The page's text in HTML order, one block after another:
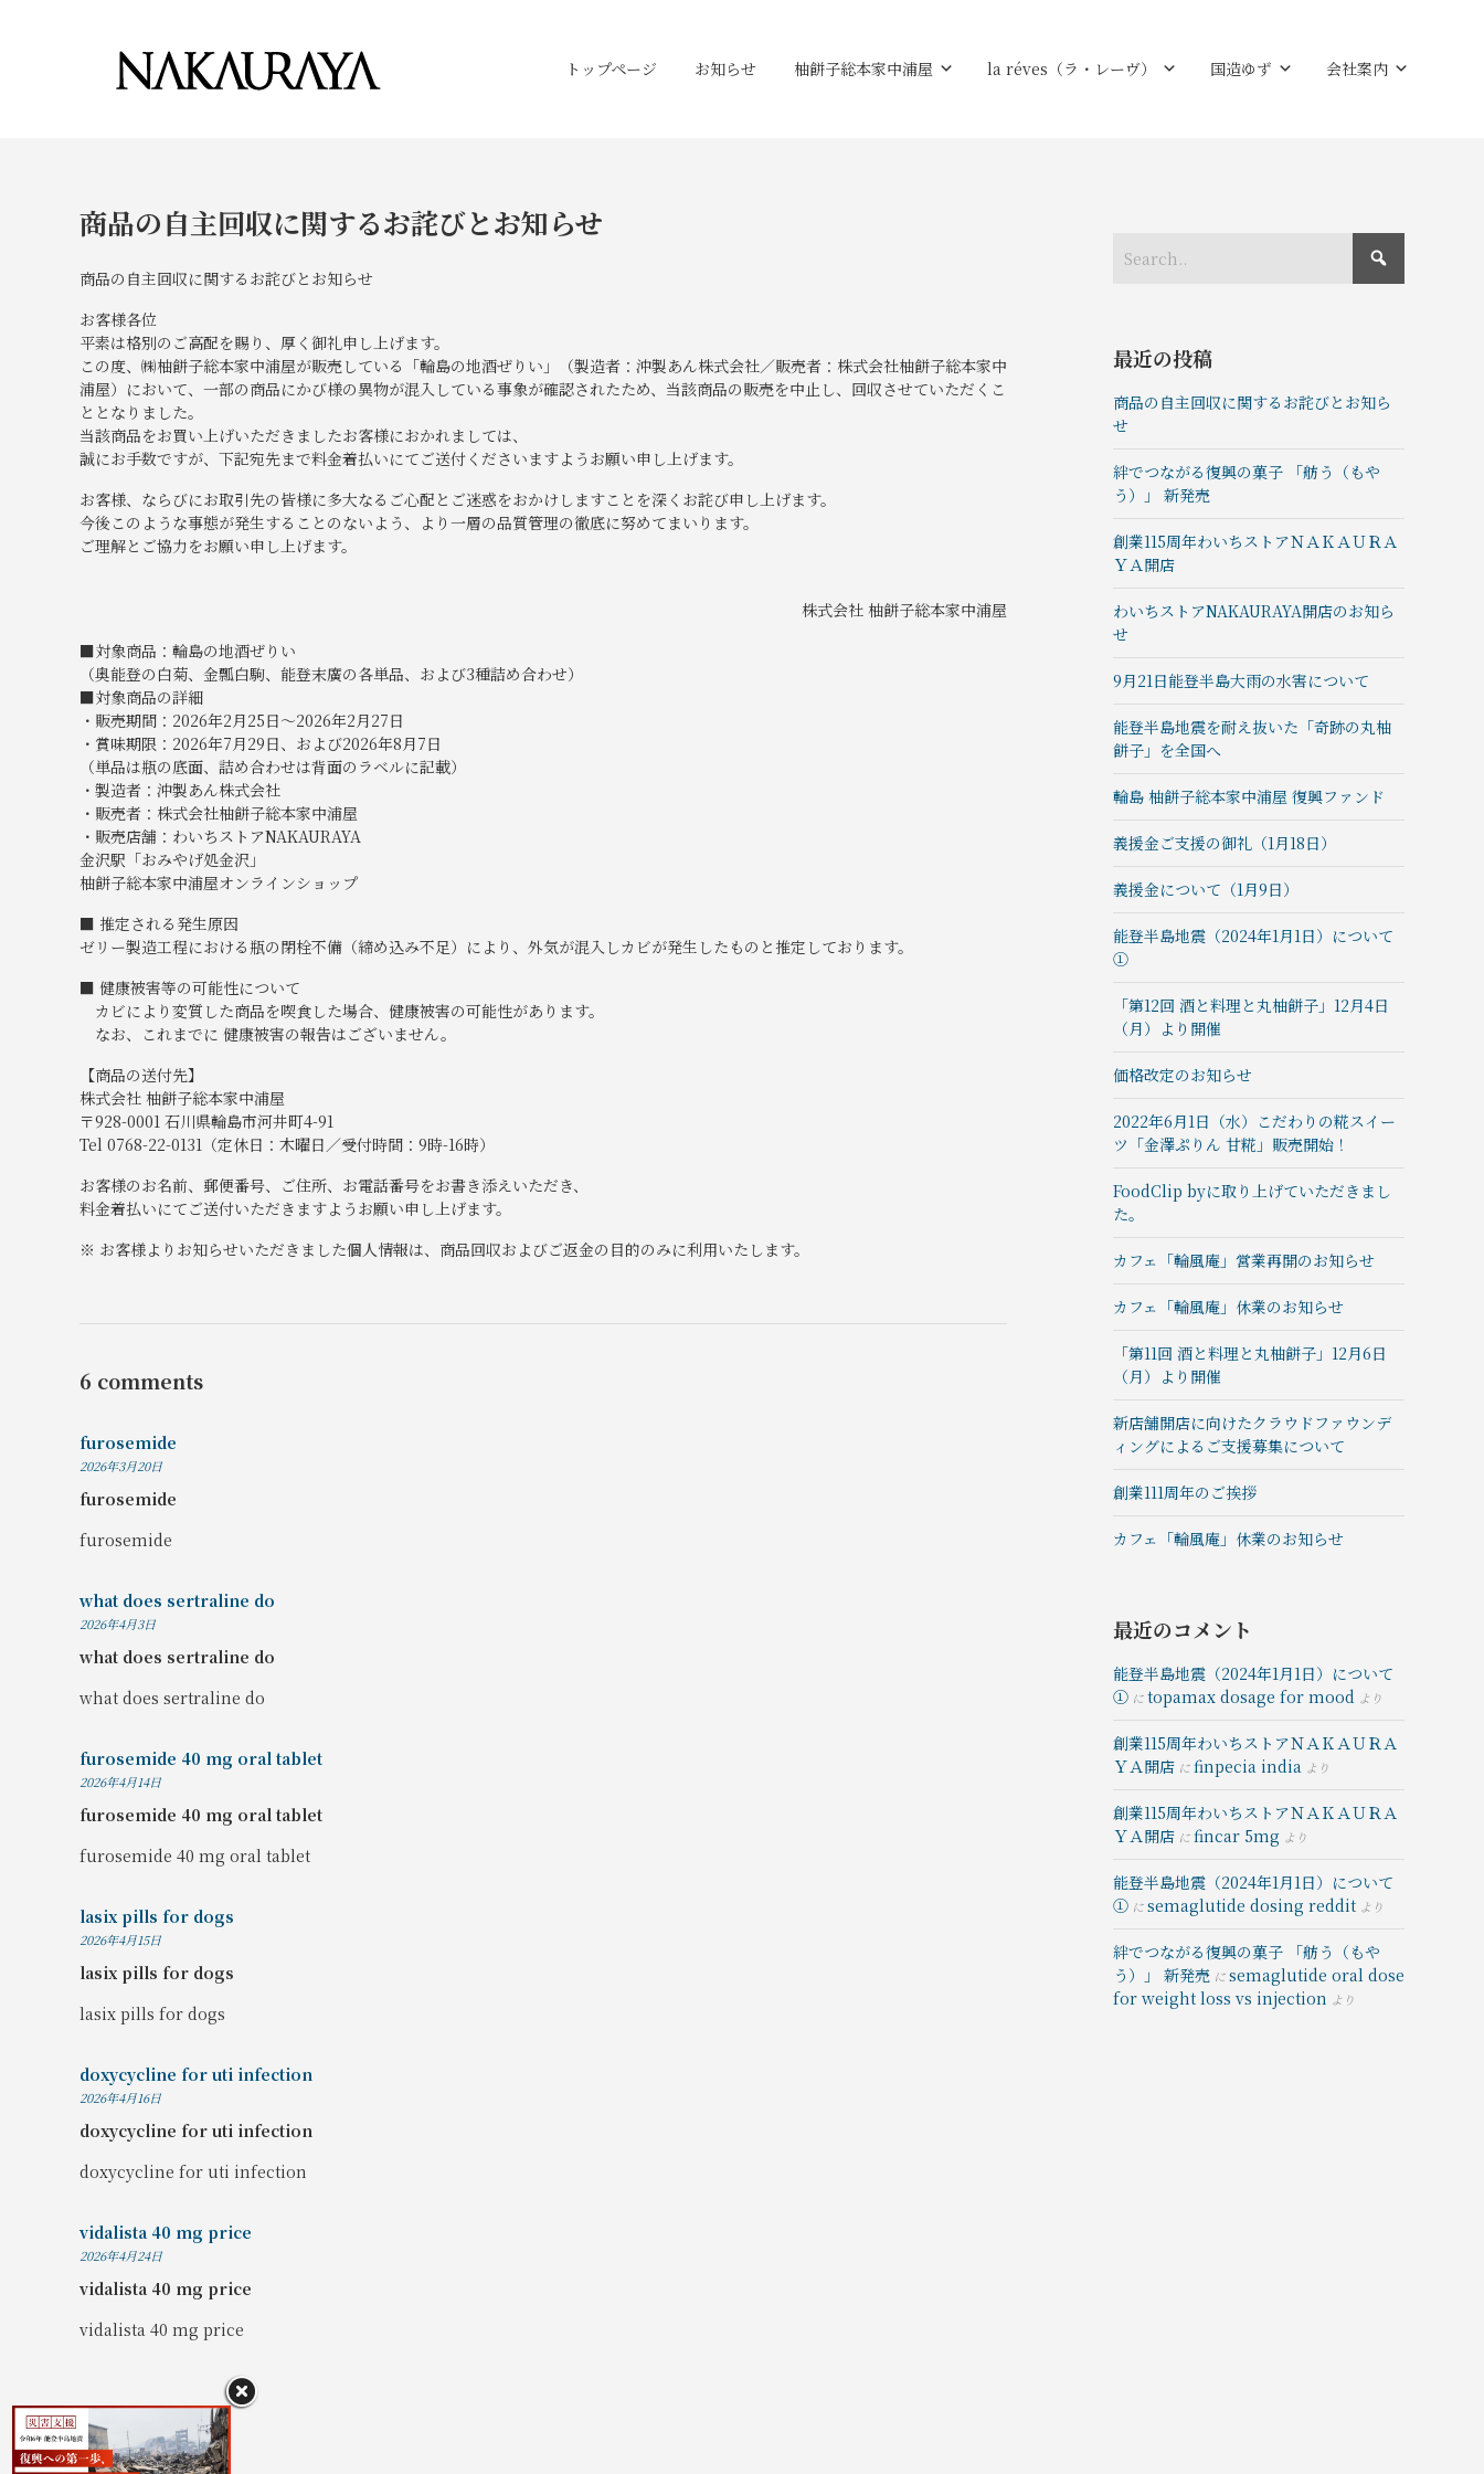
トップページ お知らせ 柚餅子総本家中浦屋 la réves（ラ・レーヴ） 国造ゆず 会社案内
商品の自主回収に関するお詫びとお知らせ
商品の自主回収に関するお詫びとお知らせ
お客様各位
平素は格別のご高配を賜り、厚く御礼申し上げます。
この度、㈱柚餅子総本家中浦屋が販売している「輪島の地酒ぜりい」（製造者：沖製あん株式会社／販売者：株式会社柚餅子総本家中
浦屋）において、一部の商品にかび様の異物が混入している事象が確認されたため、当該商品の販売を中止し、回収させていただくこ
ととなりました。
当該商品をお買い上げいただきましたお客様におかれましては、
誠にお手数ですが、下記宛先まで料金着払いにてご送付くださいますようお願い申し上げます。
お客様、ならびにお取引先の皆様に多大なるご心配とご迷惑をおかけしますことを深くお詫び申し上げます。
今後このような事態が発生することのないよう、より一層の品質管理の徹底に努めてまいります。
ご理解とご協力をお願い申し上げます。
株式会社 柚餅子総本家中浦屋
■対象商品：輪島の地酒ぜりい
（奥能登の白菊、金瓢白駒、能登末廣の各単品、および3種詰め合わせ）
■対象商品の詳細
・販売期間：2026年2月25日～2026年2月27日
・賞味期限：2026年7月29日、および2026年8月7日
（単品は瓶の底面、詰め合わせは背面のラベルに記載）
・製造者：沖製あん株式会社
・販売者：株式会社柚餅子総本家中浦屋
・販売店舗：わいちストアNAKAURAYA
金沢駅「おみやげ処金沢」
柚餅子総本家中浦屋オンラインショップ
■ 推定される発生原因
ゼリー製造工程における瓶の閉栓不備（締め込み不足）により、外気が混入しカビが発生したものと推定しております。
■ 健康被害等の可能性について
カビにより変質した商品を喫食した場合、健康被害の可能性があります。
なお、これまでに 健康被害の報告はございません。
【商品の送付先】
株式会社 柚餅子総本家中浦屋
〒928-0001 石川県輪島市河井町4-91
Tel 0768-22-0131（定休日：木曜日／受付時間：9時-16時）
お客様のお名前、郵便番号、ご住所、お電話番号をお書き添えいただき、
料金着払いにてご送付いただきますようお願い申し上げます。
※ お客様よりお知らせいただきました個人情報は、商品回収およびご返金の目的のみに利用いたします。
6 comments
furosemide
2026年3月20日
furosemide
furosemide
what does sertraline do
2026年4月3日
what does sertraline do
what does sertraline do
furosemide 40 mg oral tablet
2026年4月14日
furosemide 40 mg oral tablet
furosemide 40 mg oral tablet
lasix pills for dogs
2026年4月15日
lasix pills for dogs
lasix pills for dogs
doxycycline for uti infection
2026年4月16日
doxycycline for uti infection
doxycycline for uti infection
vidalista 40 mg price
2026年4月24日
vidalista 40 mg price
vidalista 40 mg price
最近の投稿
商品の自主回収に関するお詫びとお知ら
せ
絆でつながる復興の菓⼦ 「舫う（もや
う）」 新発売
創業115周年わいちストアＮＡＫＡＵＲＡ
ＹＡ開店
わいちストアNAKAURAYA開店のお知ら
せ
9月21日能登半島大雨の水害について
能登半島地震を耐え抜いた「奇跡の丸柚
餅子」を全国へ
輪島 柚餅子総本家中浦屋 復興ファンド
義援金ご支援の御礼（1月18日）
義援金について（1月9日）
能登半島地震（2024年1月1日）について
①
「第12回 酒と料理と丸柚餅子」12月4日
（月）より開催
価格改定のお知らせ
2022年6月1日（水）こだわりの糀スイー
ツ「金澤ぷりん 甘糀」販売開始！
FoodClip byに取り上げていただきまし
た。
カフェ「輪風庵」営業再開のお知らせ
カフェ「輪風庵」休業のお知らせ
「第11回 酒と料理と丸柚餅子」12月6日
（月）より開催
新店舗開店に向けたクラウドファウンデ
ィングによるご支援募集について
創業111周年のご挨拶
カフェ「輪風庵」休業のお知らせ
最近のコメント
能登半島地震（2024年1月1日）について
① にtopamax dosage for mood より
創業115周年わいちストアＮＡＫＡＵＲＡ
ＹＡ開店 にfinpecia india より
創業115周年わいちストアＮＡＫＡＵＲＡ
ＹＡ開店 にfincar 5mg より
能登半島地震（2024年1月1日）について
① にsemaglutide dosing reddit より
絆でつながる復興の菓⼦ 「舫う（もや
う）」 新発売 にsemaglutide oral dose
for weight loss vs injection より